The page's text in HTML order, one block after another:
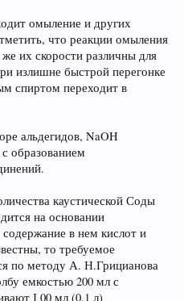
омыление и других
что реакции омыления
их скорости различны для
излишне быстрой перегонке
спиртом переходит в
альдегидов, NaOH
образованием
каустической Соды
на основании
содержание в нем кислот и
то требуемое
по методу А. Н.Грицианова
емкостью 200 мл с
І 00 мл (0,1 л)